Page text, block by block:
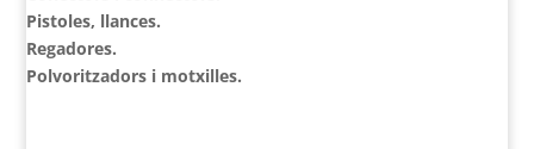
Pistoles, llances.
Regadores.
Polvoritzadors i motxilles.